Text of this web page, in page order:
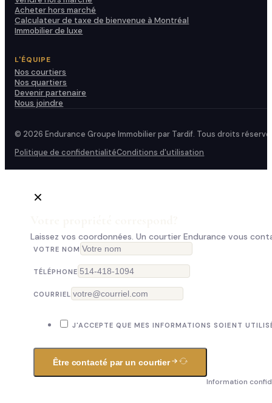
Acheter hors marché
Calculateur de taxe de bienvenue à Montréal
Immobilier de luxe
L'ÉQUIPE
Nos courtiers
Nos quartiers
Devenir partenaire
Nous joindre
© 2026 Endurance Groupe Immobilier par Tardif. Tous droits
Politique de confidentialitéConditions d'utilisation
Laissez vos coordonnées. Un courtier Endurance vous
VOTRE NOM
TÉLÉPHONE
COURRIEL
J'ACCEPTE QUE MES INFORMATIONS SOIENT
Être contacté par un courtier
Information